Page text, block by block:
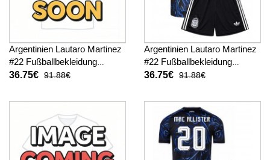
Argentinien Lautaro Martinez
#22 Fußballbekleidung
Heimtrikot Kinder WM 2026
36.75€ 91.88€
Argentinien Lautaro Martinez
#22 Fußballbekleidung
Auswärtstrikot Kinder WM
hosen)
36.75€ 91.88€